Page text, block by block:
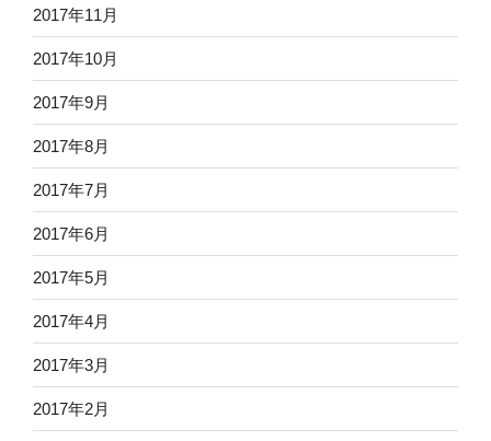
2017年11月
2017年10月
2017年9月
2017年8月
2017年7月
2017年6月
2017年5月
2017年4月
2017年3月
2017年2月